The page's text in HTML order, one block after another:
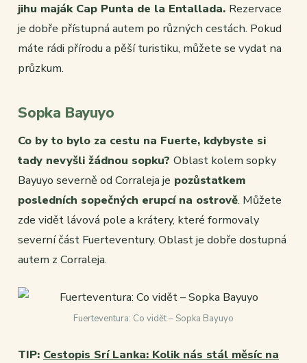
jihu maják Cap Punta de la Entallada. Rezervace
je dobře přístupná autem po různých cestách. Pokud
máte rádi přírodu a pěší turistiku, můžete se vydat na
průzkum.
Sopka Bayuyo
Co by to bylo za cestu na Fuerte, kdybyste si
tady nevyšli žádnou sopku? Oblast kolem sopky
Bayuyo severně od Corraleja je pozůstatkem
posledních sopečných erupcí na ostrově. Můžete
zde vidět lávová pole a krátery, které formovaly
severní část Fuerteventury. Oblast je dobře dostupná
autem z Corraleja.
Fuerteventura: Co vidět – Sopka Bayuyo
TIP: Cestopis Srí Lanka: Kolik nás stál měsíc na